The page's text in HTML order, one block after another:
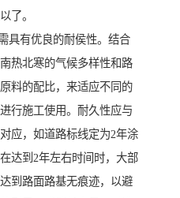
了。
具有优良的耐侯性。结合
热北寒的气候多样性和路
料的配比，来适应不同的
行施工使用。耐久性应与
应，如道路标线定为2年涂
达到2年左右时间时，大部
到路面路基无痕迹，以避